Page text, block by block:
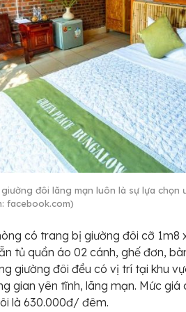
đôi lãng mạn luôn là sự lựa chọn
facebook.com)
có trang bị giường đôi cỡ 1m8
tủ quần áo 02 cánh, ghế đơn,
giường đôi đều có vị trí tại khu
gian yên tĩnh, lãng mạn. Mức giá
là 630.000đ/ đêm.